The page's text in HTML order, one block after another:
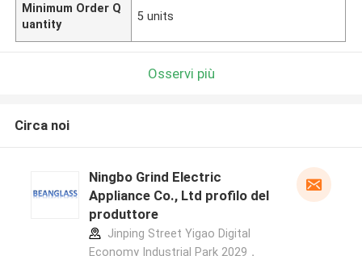
Minimum Order Q
uantity
5 units
Osservi più
Circa noi
Ningbo Grind Electric
Appliance Co., Ltd profilo del
produttore
Jinping Street Yigao Digital
Economy Industrial Park 2029，